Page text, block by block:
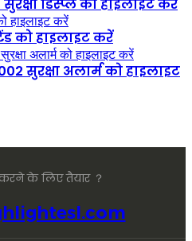
डिस्प्ले को हाइलाइट करें
को हाइलाइट करें
सुरक्षा अलार्म को हाइलाइट
के लिए तैयार ？